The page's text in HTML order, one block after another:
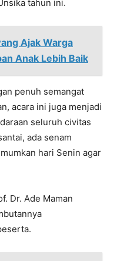
tahun ini.
Ajak Warga
Anak Lebih Baik
penuh semangat
acara ini juga menjadi
seluruh civitas
ada senam
hari Senin agar
Dr. Ade Maman